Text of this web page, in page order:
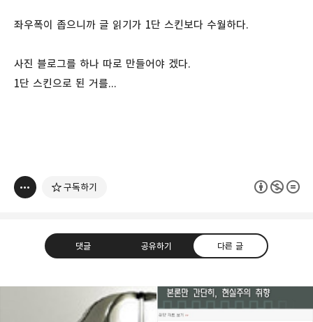
좌우폭이 좁으니까 글 읽기가 1단 스킨보다 수월하다.
사진 블로그를 하나 따로 만들어야 겠다.
1단 스킨으로 된 거를...
구독하기
댓글 공유하기 다른 글